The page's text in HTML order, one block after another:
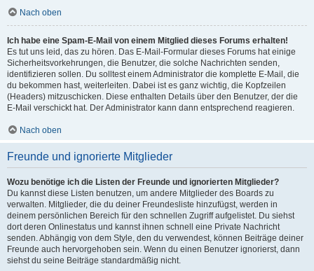
Nach oben
Ich habe eine Spam-E-Mail von einem Mitglied dieses Forums erhalten!
Es tut uns leid, das zu hören. Das E-Mail-Formular dieses Forums hat einige
Sicherheitsvorkehrungen, die Benutzer, die solche Nachrichten senden,
identifizieren sollen. Du solltest einem Administrator die komplette E-Mail, die
du bekommen hast, weiterleiten. Dabei ist es ganz wichtig, die Kopfzeilen
(Headers) mitzuschicken. Diese enthalten Details über den Benutzer, der die
E-Mail verschickt hat. Der Administrator kann dann entsprechend reagieren.
Nach oben
Freunde und ignorierte Mitglieder
Wozu benötige ich die Listen der Freunde und ignorierten Mitglieder?
Du kannst diese Listen benutzen, um andere Mitglieder des Boards zu
verwalten. Mitglieder, die du deiner Freundesliste hinzufügst, werden in
deinem persönlichen Bereich für den schnellen Zugriff aufgelistet. Du siehst
dort deren Onlinestatus und kannst ihnen schnell eine Private Nachricht
senden. Abhängig von dem Style, den du verwendest, können Beiträge deiner
Freunde auch hervorgehoben sein. Wenn du einen Benutzer ignorierst, dann
siehst du seine Beiträge standardmäßig nicht.